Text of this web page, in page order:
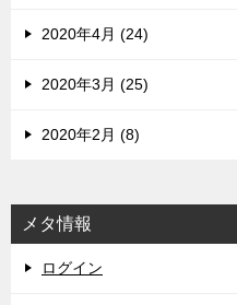
2020年4月 (24)
2020年3月 (25)
2020年2月 (8)
メタ情報
ログイン